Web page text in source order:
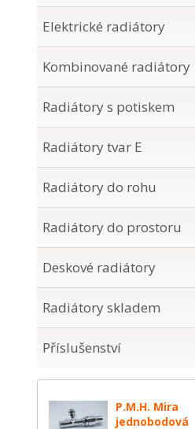
Elektrické radiátory
Kombinované radiátory
Radiátory s potiskem
Radiátory tvar E
Radiátory do rohu
Radiátory do prostoru
Deskové radiátory
Radiátory skladem
Příslušenství
P.M.H. Mira
jednobodová